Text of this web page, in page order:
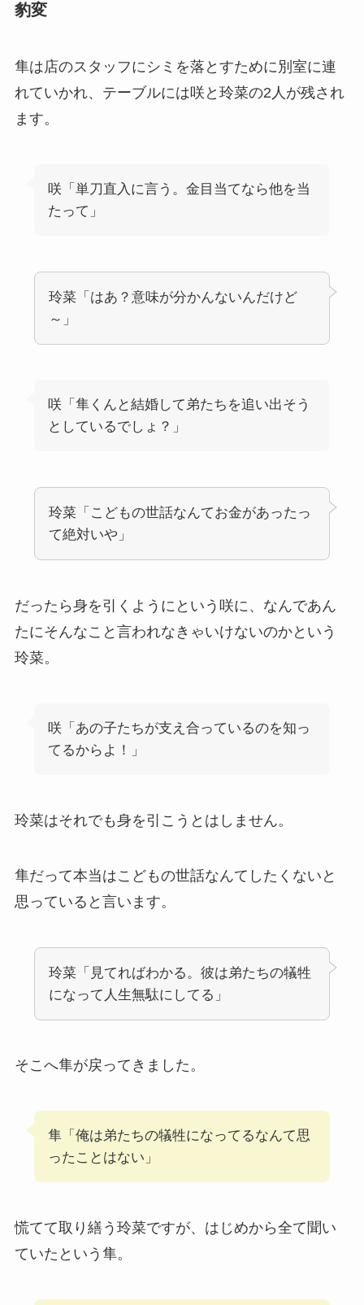
豹変
隼は店のスタッフにシミを落とすために別室に連
れていかれ、テーブルには咲と玲菜の2人が残され
ます。
咲「単刀直入に言う。金目当てなら他を当
たって」
玲菜「はあ？意味が分かんないんだけど
～」
咲「隼くんと結婚して弟たちを追い出そう
としているでしょ？」
玲菜「こどもの世話なんてお金があったっ
て絶対いや」
だったら身を引くようにという咲に、なんであん
たにそんなこと言われなきゃいけないのかという
玲菜。
咲「あの子たちが支え合っているのを知っ
てるからよ！」
玲菜はそれでも身を引こうとはしません。
隼だって本当はこどもの世話なんてしたくないと
思っていると言います。
玲菜「見てればわかる。彼は弟たちの犠牲
になって人生無駄にしてる」
そこへ隼が戻ってきました。
隼「俺は弟たちの犠牲になってるなんて思
ったことはない」
慌てて取り繕う玲菜ですが、はじめから全て聞い
ていたという隼。